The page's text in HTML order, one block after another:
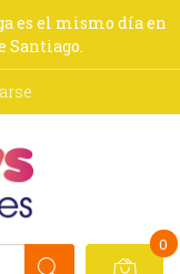
es el mismo día en
Santiago.
0